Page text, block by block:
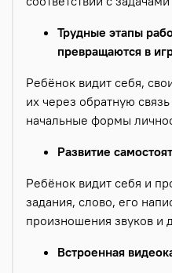
Трудные этапы
превращаются в
Ребёнок видит себя,
их через обратную
начальные формы
Развитие
Ребёнок видит себя и
задания, слово, его
произношения звуков и
Встроенная